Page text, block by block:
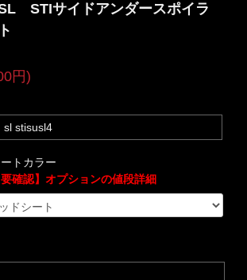
STIサイドアンダースポイラ
円)
sl stisusl4
トカラー
要確認】オプションの値段詳細